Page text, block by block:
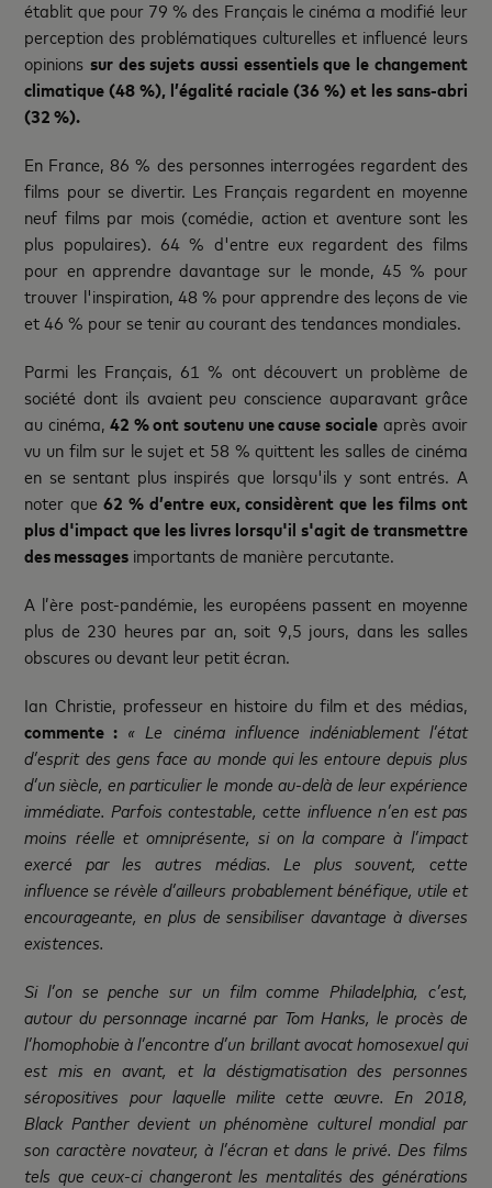
établit que pour 79 % des Français le cinéma a modifié leur
perception des problématiques culturelles et influencé leurs
opinionssur des sujets aussi essentiels que le changement
climatique (48 %), l’égalité raciale (36 %) et les sans-abri
(32 %).
En France, 86 % des personnes interrogées regardent des
films pour se divertir. Les Français regardent en moyenne
neuf films par mois (comédie, action et aventure sont les
plus populaires). 64 % d'entre eux regardent des films
pour en apprendre davantage sur le monde, 45 % pour
trouver l'inspiration, 48 % pour apprendre des leçons de vie
et 46 % pour se tenir au courant des tendances mondiales.
Parmi les Français, 61 % ont découvert un problème de
société dont ils avaient peu conscience auparavant grâce
au cinéma, 42 % ont soutenu une cause sociale après avoir
vu un film sur le sujet et 58 % quittent les salles de cinéma
en se sentant plus inspirés que lorsqu'ils y sont entrés. A
noter que 62 % d’entre eux, considèrent que les films ont
plus d'impact que les livres lorsqu'il s'agit de transmettre
des messages importants de manière percutante.
A l’ère post-pandémie, les européens passent en moyenne
plus de 230 heures par an, soit 9,5 jours, dans les salles
obscures ou devant leur petit écran.
Ian Christie, professeur en histoire du film et des médias,
commente : « Le cinéma influence indéniablement l’état
d’esprit des gens face au monde qui les entoure depuis plus
d’un siècle, en particulier le monde au-delà de leur expérience
immédiate. Parfois contestable, cette influence n’en est pas
moins réelle et omniprésente, si on la compare à l’impact
exercé par les autres médias. Le plus souvent, cette
influence se révèle d’ailleurs probablement bénéfique, utile et
encourageante, en plus de sensibiliser davantage à diverses
existences.
Si l’on se penche sur un film comme Philadelphia, c’est,
autour du personnage incarné par Tom Hanks, le procès de
l’homophobie à l’encontre d’un brillant avocat homosexuel qui
est mis en avant, et la déstigmatisation des personnes
séropositives pour laquelle milite cette œuvre. En 2018,
Black Panther devient un phénomène culturel mondial par
son caractère novateur, à l’écran et dans le privé. Des films
tels que ceux-ci changeront les mentalités des générations